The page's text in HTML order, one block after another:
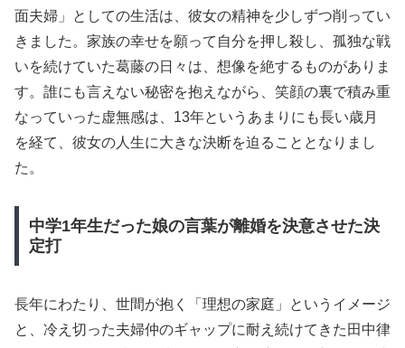
面夫婦」としての生活は、彼女の精神を少しずつ削ってい
きました。家族の幸せを願って自分を押し殺し、孤独な戦
いを続けていた葛藤の日々は、想像を絶するものがありま
す。誰にも言えない秘密を抱えながら、笑顔の裏で積み重
なっていった虚無感は、13年というあまりにも長い歳月
を経て、彼女の人生に大きな決断を迫ることとなりまし
た。
中学1年生だった娘の言葉が離婚を決意させた決
定打
長年にわたり、世間が抱く「理想の家庭」というイメージ
と、冷え切った夫婦仲のギャップに耐え続けてきた田中律